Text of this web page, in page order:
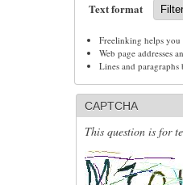
Text format
Freelinking helps
Web page addresses
Lines and
CAPTCHA
This question is for